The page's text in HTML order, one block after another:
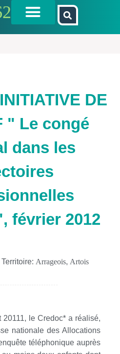
DE
" Le congé
dans les
février 2012
Territoire: Arrageois, Artois
20111, le Credoc* a réalisé,
nationale des Allocations
téléphonique auprès